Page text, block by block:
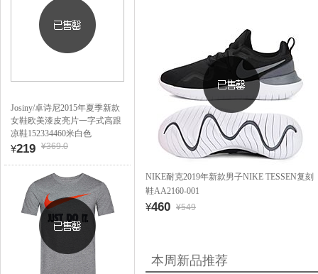
Josiny/卓诗尼2015年夏季新款
女鞋欧美漆皮亮片一字式高跟
凉鞋152334460米白色
¥219 ¥369.0
NIKE耐克2019年新款男子NIKE TESSEN复刻
鞋AA2160-001
¥460 ¥549
本周新品推荐